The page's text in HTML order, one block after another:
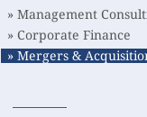
» Management
» Corporate Finance
» Mergers &